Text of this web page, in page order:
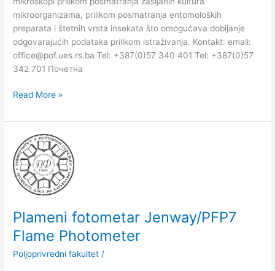
mikroorganizama, prilikom posmatranja entomoloških
preparata i štetnih vrsta insekata što omogućava dobijanje
odgovarajućih podataka prilikom istraživanja. Kontakt: email:
office@pof.ues.rs.ba Tel: +387(0)57 340 401 Tel: +387(0)57
342 701 Почетна
Read More »
Plameni fotometar Jenway/PFP7
Flame Photometer
Poljoprivredni fakultet /
Plameni
fotometar
Jenway/PFP7
Flame
Photometer